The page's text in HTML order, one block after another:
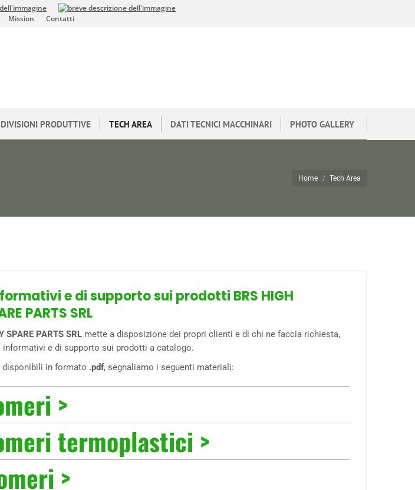
Mission Contatti
DIVISIONI PRODUTTIVE TECH AREA DATI TECNICI MACCHINARI PHOTO GALLERY
Home Tech Area
e di supporto sui prodotti BRS HIGH
PARTS SRL
SPARE PARTS SRL mette a disposizione dei propri clienti e di chi ne faccia richiesta,
e di supporto sui prodotti a catalogo.
in formato .pdf, segnaliamo i seguenti materiali:
>
termoplastici >
>